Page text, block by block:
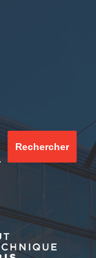
Rechercher